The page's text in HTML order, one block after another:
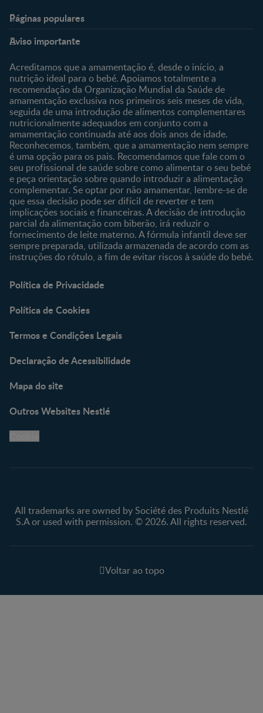
Páginas populares
Sobre Nós
Sobre o Clube
Clube Bebé Nestlé
Entrar/Registe-se
Comprar
Os nossos produtos
As nossas marcas
Aviso importante
Acreditamos que a amamentação é, desde o início, a
nutrição ideal para o bebé. Apoiamos totalmente a
recomendação da Organização Mundial da Saúde de
amamentação exclusiva nos primeiros seis meses de vida,
seguida de uma introdução de alimentos complementares
nutricionalmente adequados em conjunto com a
amamentação continuada até aos dois anos de idade.
Reconhecemos, também, que a amamentação nem sempre
é uma opção para os pais. Recomendamos que fale com o
seu profissional de saúde sobre como alimentar o seu bebé
e peça orientação sobre quando introduzir a alimentação
complementar. Se optar por não amamentar, lembre-se de
que essa decisão pode ser difícil de reverter e tem
implicações sociais e financeiras. A decisão de introdução
parcial da alimentação com biberão, irá reduzir o
fornecimento de leite materno. A fórmula infantil deve ser
sempre preparada, utilizada armazenada de acordo com as
instruções do rótulo, a fim de evitar riscos à saúde do bebé.
Política de Privacidade
Política de Cookies
Termos e Condições Legais
Declaração de Acessibilidade
Mapa do site
Outros Websites Nestlé
All trademarks are owned by Société des Produits Nestlé
S.A or used with permission. © 2026. All rights reserved.
Voltar ao topo